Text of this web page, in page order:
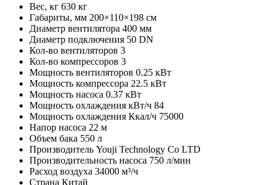
Вес, кг 630 кг
Габариты, мм 200×110×198 см
Диаметр вентилятора 400 мм
Диаметр подключения 50 DN
Кол-во вентиляторов 3
Кол-во компрессоров 3
Мощность вентиляторов 0.25 кВт
Мощность компрессора 22.5 кВт
Мощность насоса 0.37 кВт
Мощность охлаждения кВт/ч 84
Мощность охлаждения Ккал/ч 75000
Напор насоса 22 м
Объем бака 550 л
Производитель Youji Technology Co LTD
Производительность насоса 750 л/мин
Расход воздуха 34000 м³/ч
Страна Китай